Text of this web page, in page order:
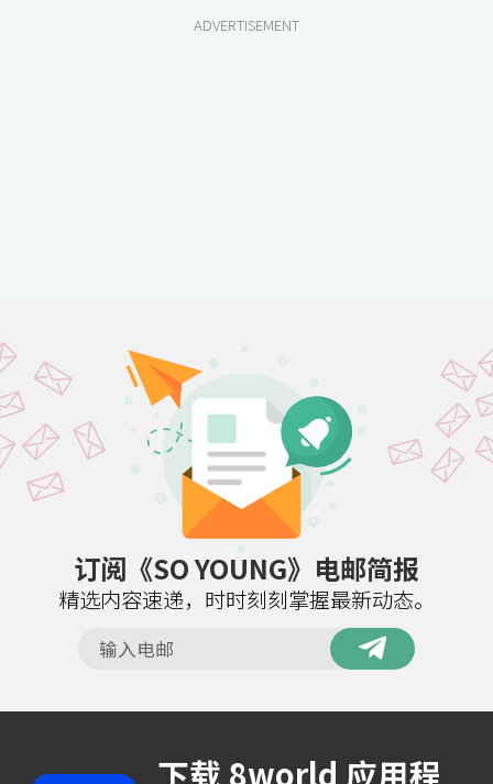
ADVERTISEMENT
订阅《SO YOUNG》电邮简报
精选内容速递，时时刻刻掌握最新动态。
下载 8world 应用程